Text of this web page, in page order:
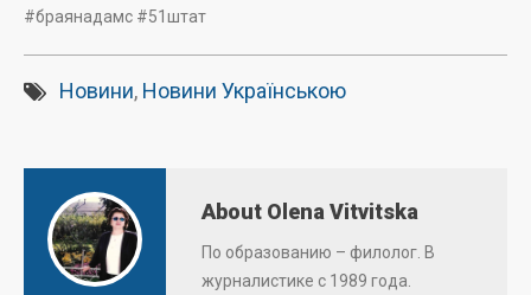
#браянадамс #51штат
Новини, Новини Українською
About Olena Vitvitska
По образованию – филолог. В
журналистике с 1989 года.